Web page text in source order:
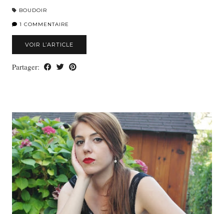
BOUDOIR
1 COMMENTAIRE
VOIR L’ARTICLE
Partager: